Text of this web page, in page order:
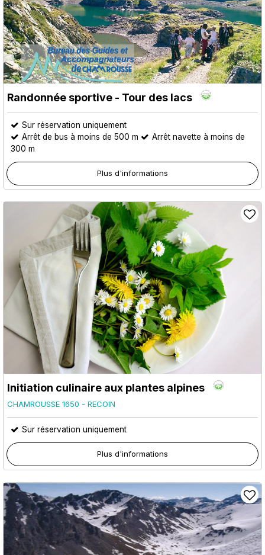
Randonnée sportive - Tour des lacs
Sur réservation uniquement
Arrêt de bus à moins de 500 m
Arrêt navette à moins de
300 m
Plus d'informations
Initiation culinaire aux plantes alpines
CHAMROUSSE 1650 - RECOIN
Sur réservation uniquement
Plus d'informations